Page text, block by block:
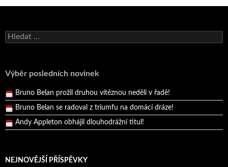
Vyhledávání
Výběr posledních novinek
Andy Appleton obhájil dlouhodrážní titul!
Bruno Belan se radoval z triumfu na domácí dráze!
Andy Appleton obhájil dlouhodrážní titul!
Reprezentační dvojice brala český titul!
NEJNOVĚJŠÍ PŘÍSPĚVKY